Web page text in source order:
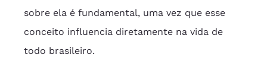
sobre ela é fundamental, uma vez que esse
conceito influencia diretamente na vida de
todo brasileiro.